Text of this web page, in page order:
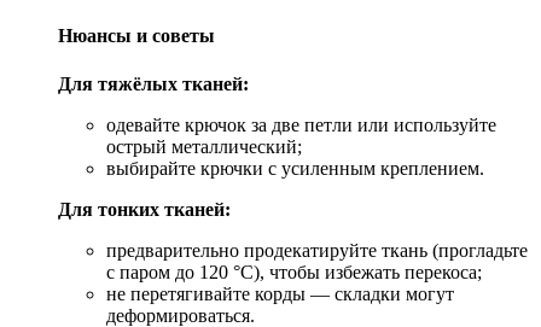
Нюансы и советы
Для тяжёлых тканей:
одевайте крючок за две петли или используйте
острый металлический;
выбирайте крючки с усиленным креплением.
Для тонких тканей:
предварительно продекатируйте ткань (прогладьте
с паром до 120 °C), чтобы избежать перекоса;
не перетягивайте корды — складки могут
деформироваться.